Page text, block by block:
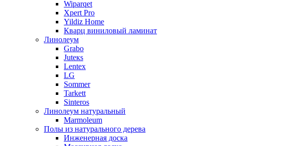
Wiparqet
Xpert Pro
Yildiz Home
Кварц виниловый ламинат
Линолеум
Grabo
Juteкs
Lentex
LG
Sommer
Tarkett
Sinteros
Линолеум натуральный
Marmoleum
Полы из натурального дерева
Инженерная доска